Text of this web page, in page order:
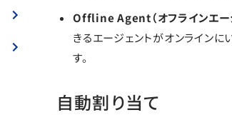
Offline Agent（オフラインエー
きるエージェントがオンライン
す。
自動割り当て